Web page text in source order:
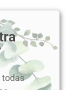
todas